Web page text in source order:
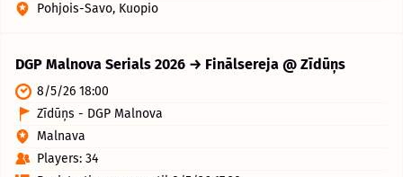
Pohjois-Savo, Kuopio
DGP Malnova Serials 2026 → Finālsereja @ Zīdūņs
8/5/26 18:00
Zīdūņs - DGP Malnova
Malnava
Players: 34